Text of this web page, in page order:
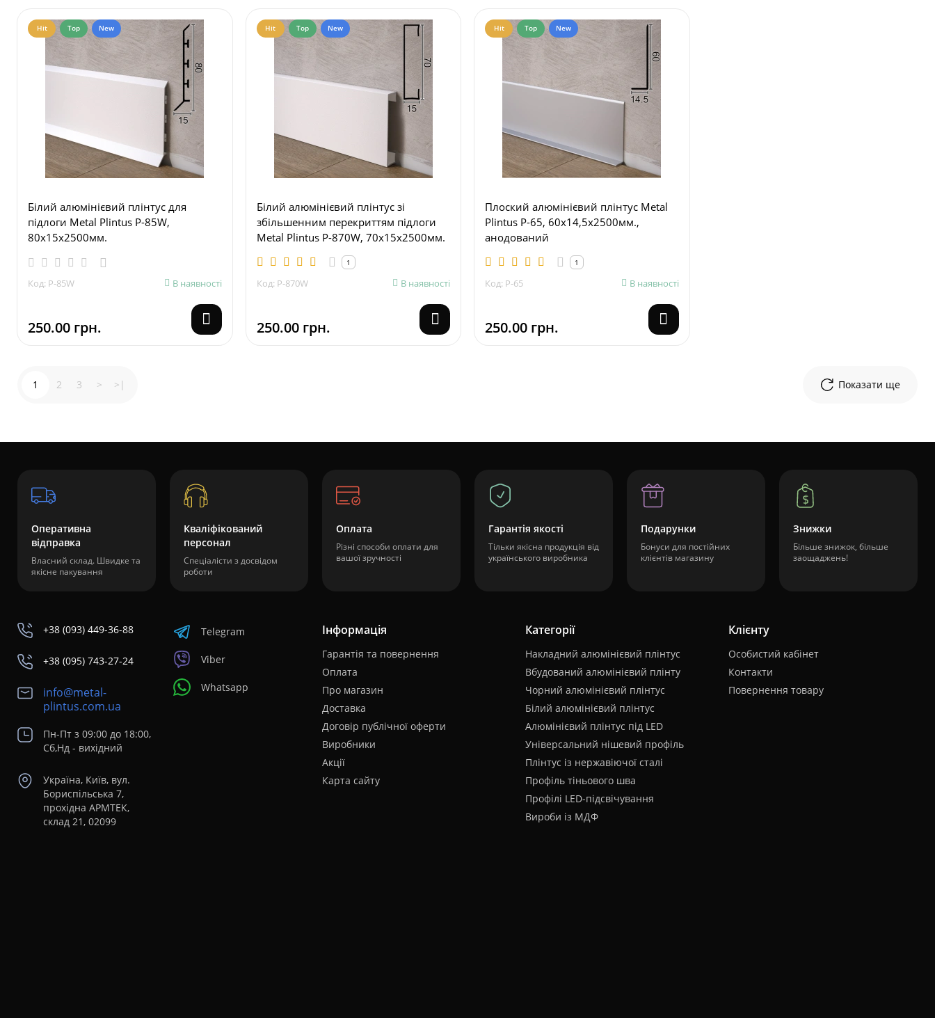
Hit Top New
Білий алюмінієвий плінтус для
підлоги Metal Plintus P-85W,
80х15х2500мм.
Код: P-85W В наявності
250.00 грн.
Hit Top New
Білий алюмінієвий плінтус зі
збільшенним перекриттям підлоги
Metal Plintus P-870W, 70х15х2500мм.
1
Код: P-870W В наявності
250.00 грн.
Hit Top New
Плоский алюмінієвий плінтус Metal
Plintus P-65, 60х14,5х2500мм.,
анодований
1
Код: P-65 В наявності
250.00 грн.
Показати ще
1 2 3 > >|
Оперативна
відправка
Власний склад. Швидке та
якісне пакування
Кваліфікований
персонал
Спеціалісти з досвідом
роботи
Оплата
Різні способи оплати для
вашої зручності
Гарантія якості
Тільки якісна продукція від
українського виробника
Подарунки
Бонуси для постійних
клієнтів магазину
Знижки
Більше знижок, більше
заощаджень!
+38 (093) 449-36-88
+38 (095) 743-27-24
info@metal-
plintus.com.ua
Пн-Пт з 09:00 до 18:00,
Сб,Нд - вихідний
Україна, Київ, вул.
Бориспільська 7,
прохідна АРМТЕК,
склад 21, 02099
Telegram
Viber
Whatsapp
Інформація
Гарантія та повернення
Оплата
Про магазин
Доставка
Договір публічної оферти
Виробники
Акції
Карта сайту
Категорії
Накладний алюмінієвий плінтус
Вбудований алюмінієвий плінту
Чорний алюмінієвий плінтус
Білий алюмінієвий плінтус
Алюмінієвий плінтус під LED
Універсальний нішевий профіль
Плінтус із нержавіючої сталі
Профіль тіньового шва
Профілі LED-підсвічування
Вироби із МДФ
Клієнту
Особистий кабінет
Контакти
Повернення товару